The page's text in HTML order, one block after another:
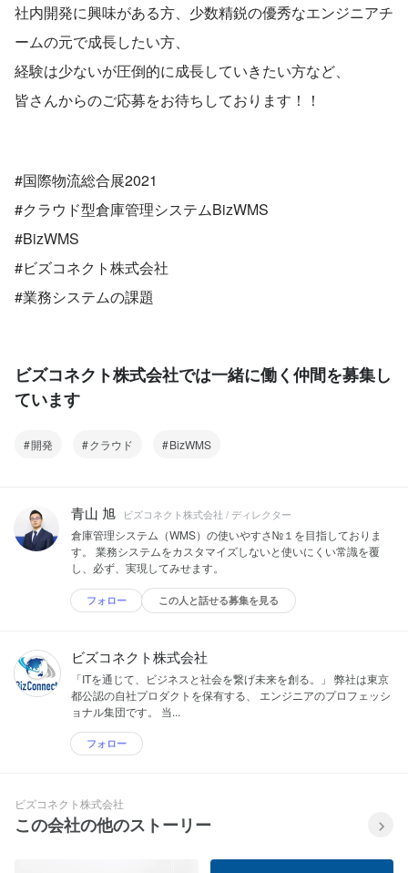
社内開発に興味がある方、少数精鋭の優秀なエンジニアチ
ームの元で成長したい方、
経験は少ないが圧倒的に成長していきたい方など、
皆さんからのご応募をお待ちしております！！
#国際物流総合展2021
#クラウド型倉庫管理システムBizWMS
#BizWMS
#ビズコネクト株式会社
#業務システムの課題
ビズコネクト株式会社では一緒に働く仲間を募集し
ています
開発 クラウド BizWMS
青山 旭 ビズコネクト株式会社 / ディレクター
倉庫管理システム（WMS）の使いやすさ№１を目指しておりま
す。 業務システムをカスタマイズしないと使いにくい常識を覆
し、必ず、実現してみせます。
フォロー この人と話せる募集を見る
ビズコネクト株式会社
「ITを通じて、ビジネスと社会を繋げ未来を創る。」 弊社は東京
都公認の自社プロダクトを保有する、 エンジニアのプロフェッシ
ョナル集団です。 当...
フォロー
ビズコネクト株式会社
この会社の他のストーリー